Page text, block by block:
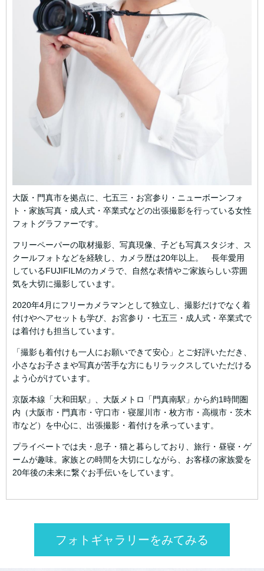
大阪・門真市を拠点に、七五三・お宮参り・ニューボーンフォ
ト・家族写真・成人式・卒業式などの出張撮影を行っている女性
フォトグラファーです。
フリーペーパーの取材撮影、写真現像、子ども写真スタジオ、ス
クールフォトなどを経験し、カメラ歴は20年以上。 長年愛用
しているFUJIFILMのカメラで、自然な表情やご家族らしい雰囲
気を大切に撮影しています。
2020年4月にフリーカメラマンとして独立し、撮影だけでなく着
付けやヘアセットも学び、お宮参り・七五三・成人式・卒業式で
は着付けも担当しています。
「撮影も着付けも一人にお願いできて安心」とご好評いただき、
小さなお子さまや写真が苦手な方にもリラックスしていただける
よう心がけています。
京阪本線「大和田駅」、大阪メトロ「門真南駅」から約1時間圏
内（大阪市・門真市・守口市・寝屋川市・枚方市・高槻市・茨木
市など）を中心に、出張撮影・着付けを承っています。
プライベートでは夫・息子・猫と暮らしており、旅行・昼寝・ゲ
ームが趣味。家族との時間を大切にしながら、お客様の家族愛を
20年後の未来に繋ぐお手伝いをしています。
フォトギャラリーをみてみる